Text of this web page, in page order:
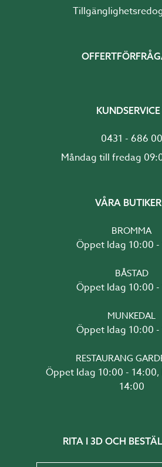
KUNDSERVICE
0431 - 686 00
Måndag till fredag
VÅRA BUTIKER
BROMMA
Öppet Idag 10:00 -
BÅSTAD
Öppet Idag 10:00 -
MUNKEDAL
Öppet Idag 10:00 -
RESTAURANG
Öppet Idag 10:00 - 14:00,
14:00
RITA I 3D OCH